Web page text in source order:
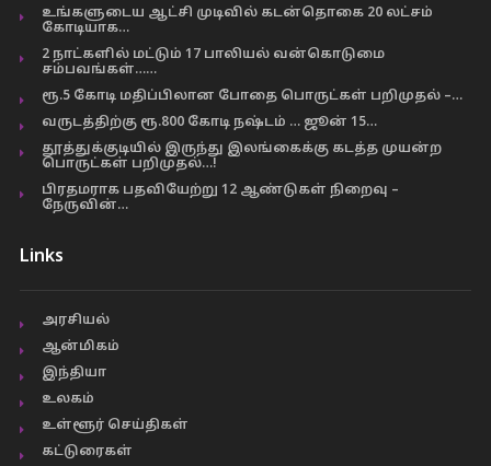
உங்களுடைய ஆட்சி முடிவில் கடன்தொகை 20 லட்சம்
கோடியாக…
2 நாட்களில் மட்டும் 17 பாலியல் வன்கொடுமை
சம்பவங்கள்……
ரூ.5 கோடி மதிப்பிலான போதை பொருட்கள் பறிமுதல் –…
வருடத்திற்கு ரூ.800 கோடி நஷ்டம் … ஜூன் 15…
தூத்துக்குடியில் இருந்து இலங்கைக்கு கடத்த முயன்ற
பொருட்கள் பறிமுதல்…!
பிரதமராக பதவியேற்று 12 ஆண்டுகள் நிறைவு –
நேருவின்…
Links
அரசியல்
ஆன்மிகம்
இந்தியா
உலகம்
உள்ளூர் செய்திகள்
கட்டுரைகள்